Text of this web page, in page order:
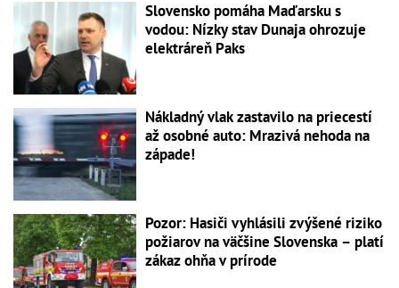
Slovensko pomáha Maďarsku s
vodou: Nízky stav Dunaja ohrozuje
elektráreň Paks
Nákladný vlak zastavilo na priecestí
až osobné auto: Mrazivá nehoda na
západe!
Pozor: Hasiči vyhlásili zvýšené riziko
požiarov na väčšine Slovenska – platí
zákaz ohňa v prírode